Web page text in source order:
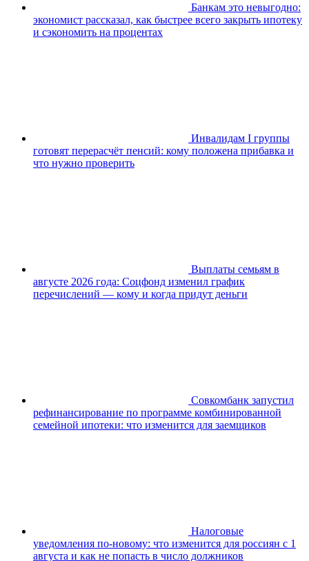
Банкам это невыгодно:
экономист рассказал, как быстрее всего закрыть ипотеку
и сэкономить на процентах
Инвалидам I группы
готовят перерасчёт пенсий: кому положена прибавка и
что нужно проверить
Выплаты семьям в
августе 2026 года: Соцфонд изменил график
перечислений — кому и когда придут деньги
Совкомбанк запустил
рефинансирование по программе комбинированной
семейной ипотеки: что изменится для заемщиков
Налоговые
уведомления по-новому: что изменится для россиян с 1
августа и как не попасть в число должников